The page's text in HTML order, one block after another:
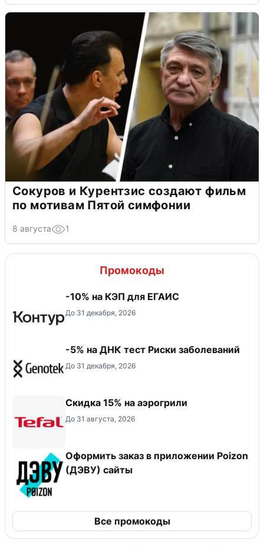
Сокуров и Курентзис создают фильм
по мотивам Пятой симфонии
8 августа 1
Промокоды
-10% на КЭП для ЕГАИС
До 31 декабря, 2026
-5% на ДНК тест Риски заболеваний
До 31 декабря, 2026
Скидка 15% на аэрогрили
До 31 августа, 2026
Оформить заказ в приложении Poizon
(ДЭВУ) сайты
Все промокоды